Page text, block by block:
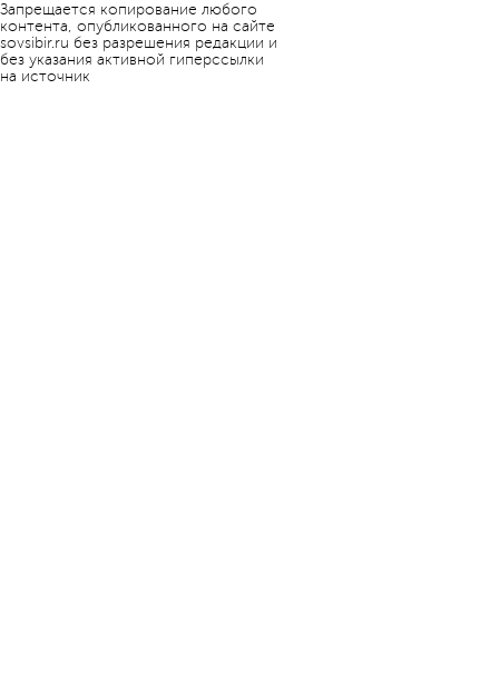
Запрещается копирование любого
контента, опубликованного на сайте
sovsibir.ru без разрешения редакции и
без указания активной гиперссылки
на источник